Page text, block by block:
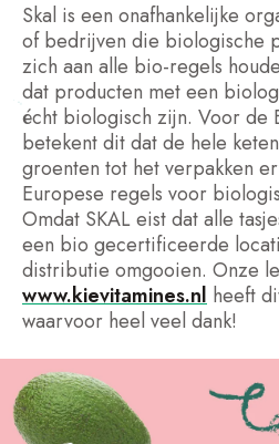
Skal is een onafhankelijke
of bedrijven die biologische
zich aan alle bio-regels
dat producten met een
écht biologisch zijn. Voor de
betekent dit dat de hele
groenten tot het verpakken
Europese regels voor
Omdat SKAL eist dat alle
een bio gecertificeerde
distributie omgooien. Onze
www.kievitamines.nl heeft
waarvoor heel veel dank!